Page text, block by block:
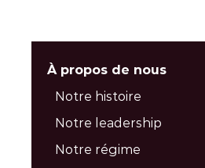
À propos de nous
Notre histoire
Notre leadership
Notre régime